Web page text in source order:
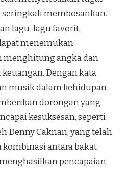
membosankan.
lagu-lagu favorit,
menemukan
menghitung angka dan
Dengan kata
musik dalam kehidupan
dorongan yang
kesuksesan, seperti
Denny Caknan, yang telah
antara bakat
pencapaian